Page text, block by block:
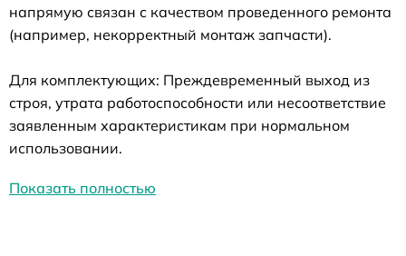
напрямую связан с качеством проведенного ремонта
(например, некорректный монтаж запчасти).
Для комплектующих: Преждевременный выход из
строя, утрата работоспособности или несоответствие
заявленным характеристикам при нормальном
использовании.
Показать полностью